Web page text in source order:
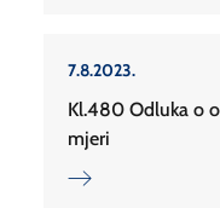
7.8.2023.
Kl.480 Odluka o
mjeri